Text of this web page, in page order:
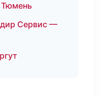
Сервис —